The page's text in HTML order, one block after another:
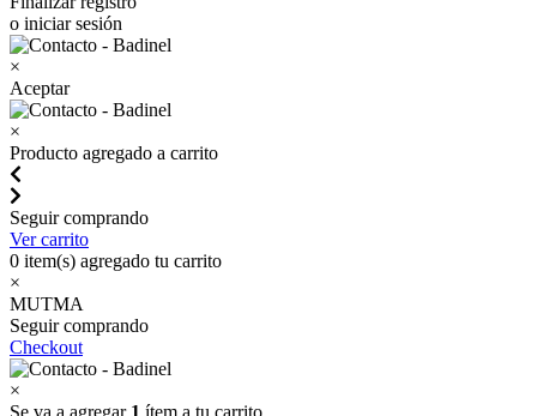
o iniciar sesión
×
Aceptar
×
Producto agregado a carrito
Seguir comprando
Ver carrito
0 item(s) agregado tu carrito
×
MUTMA
Seguir comprando
Checkout
×
Se va a agregar 1 ítem a tu carrito